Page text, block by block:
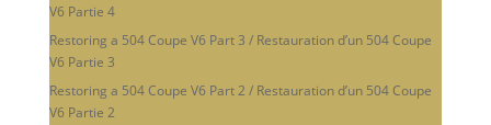
V6 Partie 4
Restoring a 504 Coupe V6 Part 3 / Restauration d’un 504 Coupe
V6 Partie 3
Restoring a 504 Coupe V6 Part 2 / Restauration d’un 504 Coupe
V6 Partie 2